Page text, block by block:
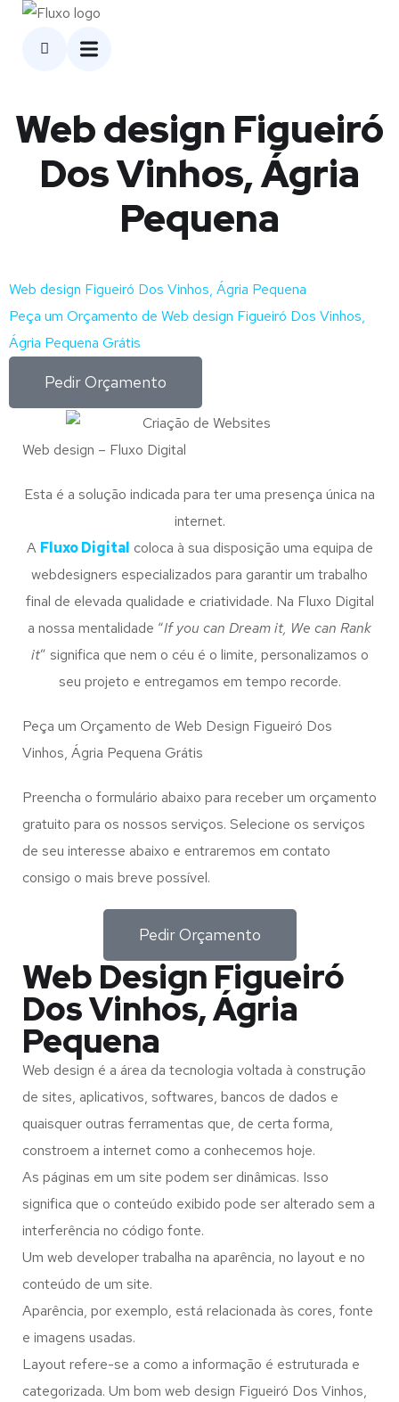
Web design Figueiró
Dos Vinhos, Ágria
Pequena
Web design Figueiró Dos Vinhos, Ágria Pequena
Peça um Orçamento de Web design Figueiró Dos Vinhos,
Ágria Pequena Grátis
Pedir Orçamento
Web design – Fluxo Digital
Esta é a solução indicada para ter uma presença única na
internet.
A Fluxo Digital coloca à sua disposição uma equipa de
webdesigners especializados para garantir um trabalho
final de elevada qualidade e criatividade. Na Fluxo Digital
a nossa mentalidade “If you can Dream it, We can Rank
it” significa que nem o céu é o limite, personalizamos o
seu projeto e entregamos em tempo recorde.
Peça um Orçamento de Web Design Figueiró Dos
Vinhos, Ágria Pequena Grátis
Preencha o formulário abaixo para receber um orçamento
gratuito para os nossos serviços. Selecione os serviços
de seu interesse abaixo e entraremos em contato
consigo o mais breve possível.
Pedir Orçamento
Web Design Figueiró
Dos Vinhos, Ágria
Pequena
Web design é a área da tecnologia voltada à construção
de sites, aplicativos, softwares, bancos de dados e
quaisquer outras ferramentas que, de certa forma,
constroem a internet como a conhecemos hoje.
As páginas em um site podem ser dinâmicas. Isso
significa que o conteúdo exibido pode ser alterado sem a
interferência no código fonte.
Um web developer trabalha na aparência, no layout e no
conteúdo de um site.
Aparência, por exemplo, está relacionada às cores, fonte
e imagens usadas.
Layout refere-se a como a informação é estruturada e
categorizada. Um bom web design Figueiró Dos Vinhos,